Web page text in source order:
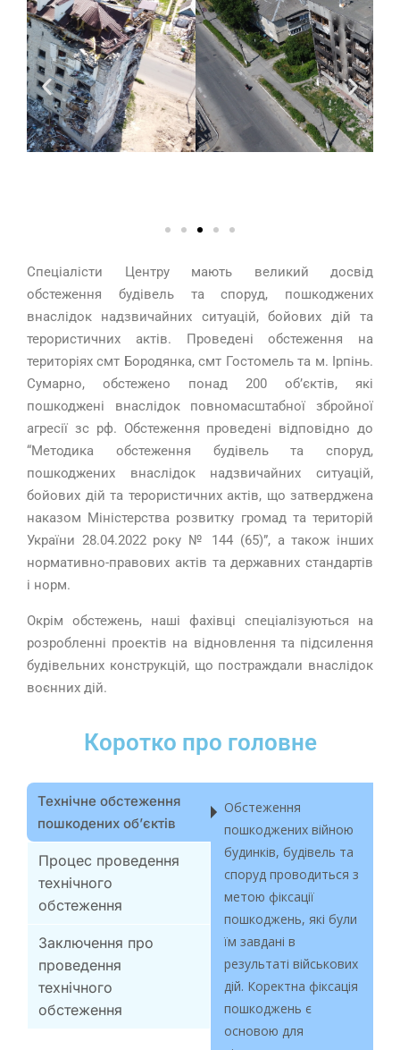
Спеціалісти Центру мають великий досвід
обстеження будівель та споруд, пошкоджених
внаслідок надзвичайних ситуацій, бойових дій та
терористичних актів. Проведені обстеження на
територіях смт Бородянка, смт Гостомель та м. Ірпінь.
Сумарно, обстежено понад 200 обʼєктів, які
пошкоджені внаслідок повномасштабної збройної
агресії зс рф. Обстеження проведені відповідно до
“Методика обстеження будівель та споруд,
пошкоджених внаслідок надзвичайних ситуацій,
бойових дій та терористичних актів, що затверджена
наказом Міністерства розвитку громад та територій
України 28.04.2022 року № 144 (65)”, а також інших
нормативно-правових актів та державних стандартів
і норм.
Окрім обстежень, наші фахівці спеціалізуються на
розробленні проектів на відновлення та підсилення
будівельних конструкцій, що постраждали внаслідок
воєнних дій.
Коротко про головне
Технічне обстеження
пошкодених обʼєктів
Процес проведення
технічного
обстеження
Заключення про
проведення
технічного
обстеження
Обстеження
пошкоджених війною
будинків, будівель та
споруд проводиться з
метою фіксації
пошкоджень, які були
їм завдані в
результаті військових
дій. Коректна фіксація
пошкоджень є
основою для